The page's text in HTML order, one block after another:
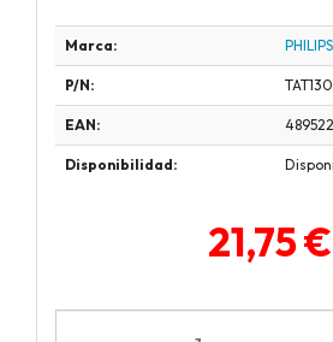
Marca: PHILIPS
P/N:
EAN:
Disponibilidad:
21,75 €